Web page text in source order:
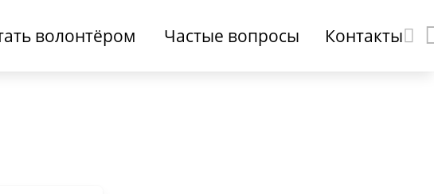
волонтёром Частые вопросы Контакты